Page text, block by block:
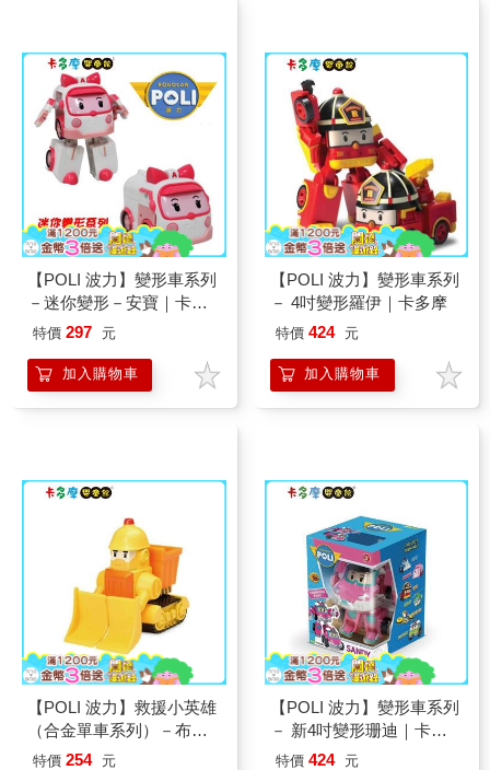
【POLI 波力】變形車系列
－迷你變形－安寶｜卡多
摩嬰童館
特價 297 元
加入購物車
【POLI 波力】變形車系列
－ 4吋變形羅伊｜卡多摩
特價 424 元
加入購物車
【POLI 波力】救援小英雄
（合金單車系列）－布魯
諾｜卡多摩
特價 254 元
【POLI 波力】變形車系列
－ 新4吋變形珊迪｜卡多
摩
特價 424 元